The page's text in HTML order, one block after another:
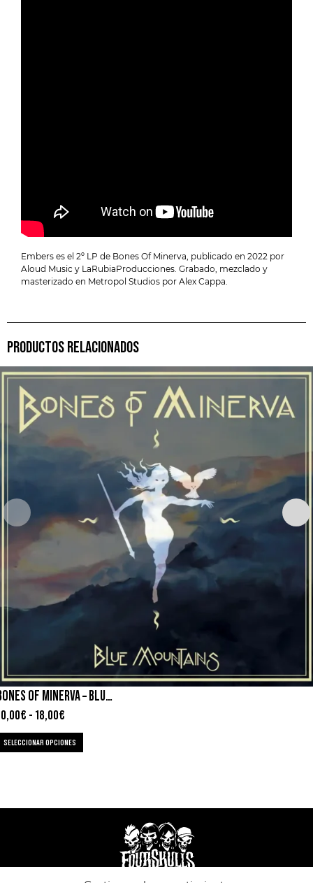
Embers es el 2º LP de Bones Of Minerva, publicado en 2022 por
Aloud Music y LaRubiaProducciones. Grabado, mezclado y
masterizado en Metropol Studios por Alex Cappa.
PRODUCTOS RELACIONADOS
BONES OF MINERVA – BLUE MOUNTAINS
€ - 18,00€
SELECCIONAR OPCIONES